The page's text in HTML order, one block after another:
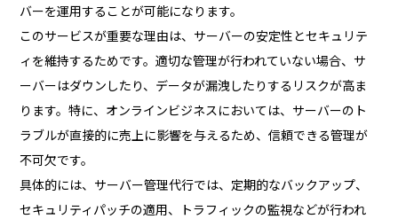
バーを運用することが可能になります。
このサービスが重要な理由は、サーバーの安定性とセキュリテ
ィを維持するためです。適切な管理が行われていない場合、サ
ーバーはダウンしたり、データが漏洩したりするリスクが高ま
ります。特に、オンラインビジネスにおいては、サーバーのト
ラブルが直接的に売上に影響を与えるため、信頼できる管理が
不可欠です。
具体的には、サーバー管理代行では、定期的なバックアップ、
セキュリティパッチの適用、トラフィックの監視などが行われ